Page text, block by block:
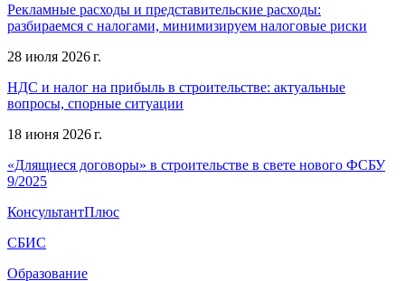
Рекламные расходы и представительские расходы:
разбираемся с налогами, минимизируем налоговые риски
28 июля 2026 г.
НДС и налог на прибыль в строительстве: актуальные
вопросы, спорные ситуации
18 июня 2026 г.
«Длящиеся договоры» в строительстве в свете нового ФСБУ
9/2025
КонсультантПлюс
СБИС
Образование